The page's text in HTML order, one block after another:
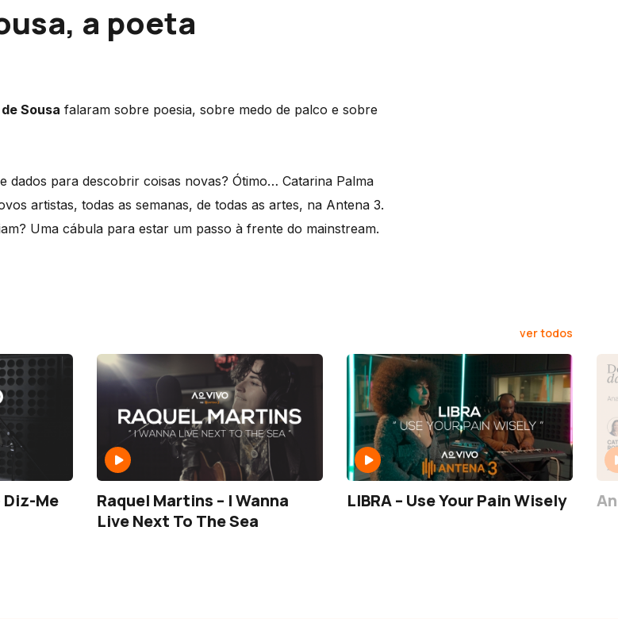
a poeta
Sousa falaram sobre poesia, sobre medo de palco e sobre
dados para descobrir coisas novas? Ótimo… Catarina Palma
artistas, todas as semanas, de todas as artes, na Antena 3.
Uma cábula para estar um passo à frente do mainstream.
ver todos
Diz-Me
Raquel Martins – I Wanna
Live Next To The Sea
LIBRA – Use Your Pain Wisely